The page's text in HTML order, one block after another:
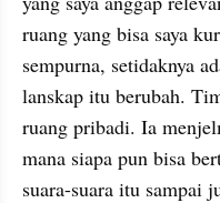
ruang yang bisa saya
sempurna, setidaknya
lanskap itu berubah.
ruang pribadi. Ia
mana siapa pun bisa
suara-suara itu sampai